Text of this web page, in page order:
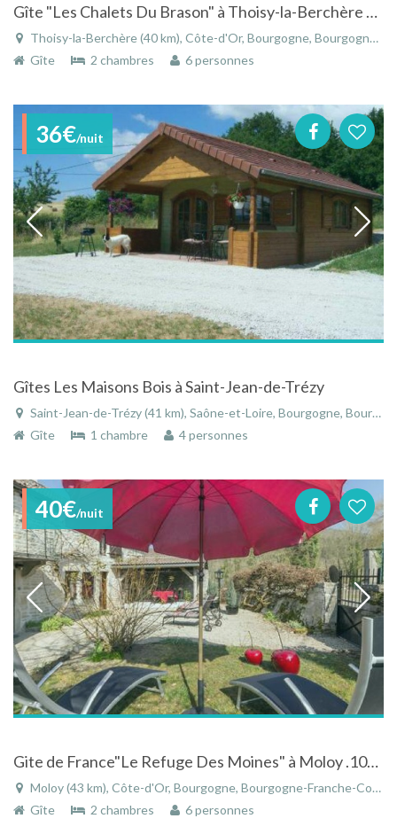
Gîte "Les Chalets Du Brason" à Thoisy-la-Berchère en Côte-d'Or en Bourgogne
Thoisy-la-Berchère (40 km), Côte-d'Or, Bourgogne, Bourgogne-Franche-Comté, France
Gîte
2 chambres 6 personnes
36€/nuit
Gîtes Les Maisons Bois à Saint-Jean-de-Trézy
Saint-Jean-de-Trézy (41 km), Saône-et-Loire, Bourgogne, Bourgogne-Franche-Comté, France
Gîte
1 chambre 4 personnes
40€/nuit
Gite de France"Le Refuge Des Moines" à Moloy .100% nature, calme, proche site Bourguignons
Moloy (43 km), Côte-d'Or, Bourgogne, Bourgogne-Franche-Comté, France
Gîte
2 chambres 6 personnes